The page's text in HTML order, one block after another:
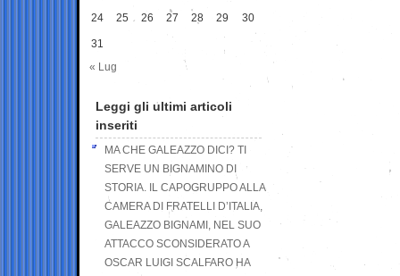
24 25 26 27 28 29 30
31
« Lug
Leggi gli ultimi articoli
inseriti
MA CHE GALEAZZO DICI? TI
SERVE UN BIGNAMINO DI
STORIA. IL CAPOGRUPPO ALLA
CAMERA DI FRATELLI D’ITALIA,
GALEAZZO BIGNAMI, NEL SUO
ATTACCO SCONSIDERATO A
OSCAR LUIGI SCALFARO HA